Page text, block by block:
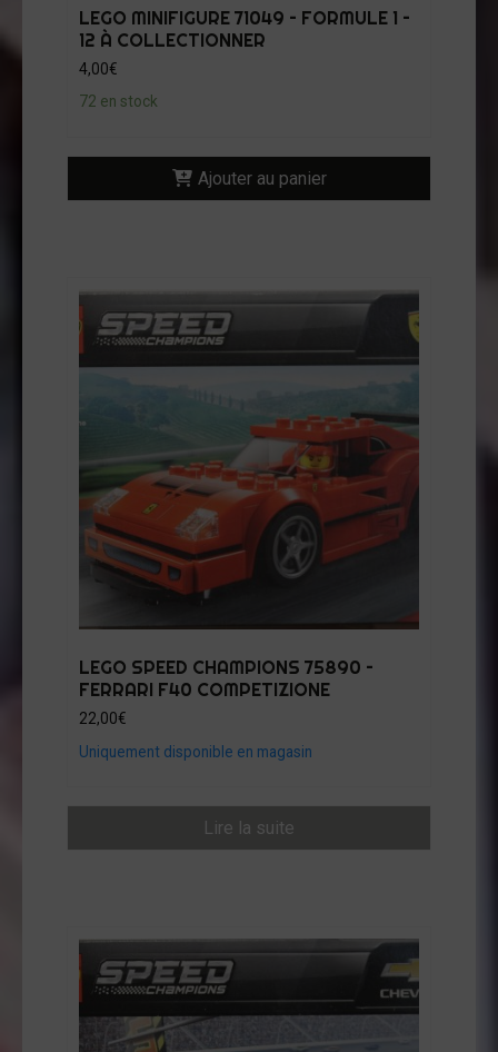
LEGO MINIFIGURE 71049 – FORMULE 1 –
12 À COLLECTIONNER
4,00€
72 en stock
Ajouter au panier
LEGO SPEED CHAMPIONS 75890 –
FERRARI F40 COMPETIZIONE
22,00€
Uniquement disponible en magasin
Lire la suite